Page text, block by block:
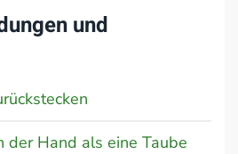
und
der Hand als eine Taube